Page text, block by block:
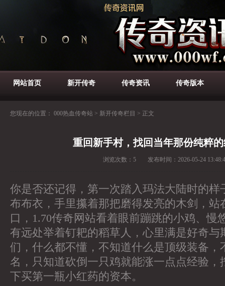
网站首页 新开传奇 传奇资讯 传奇版本
您现在的位置： 000热血传奇站 > 新开传奇栏目 > 正文
重回新手村，找回当年那份纯粹
浏览次数： 5 发布时间： 2026-05-24
你是否还记得，第一次踏入玛法大陆时的样
布布衣，手里攥着那把磨得发亮的木剑，站
口，1.70传奇网站看着眼前蹦跳的小鸡、慢
有远处举着钉耙的稻草人，心里满是好奇与
们，什么都不懂，不知道什么是顶级装备，
名，只知道砍倒一只鸡就能涨一点点经验，
下买第一瓶小红药的资本。